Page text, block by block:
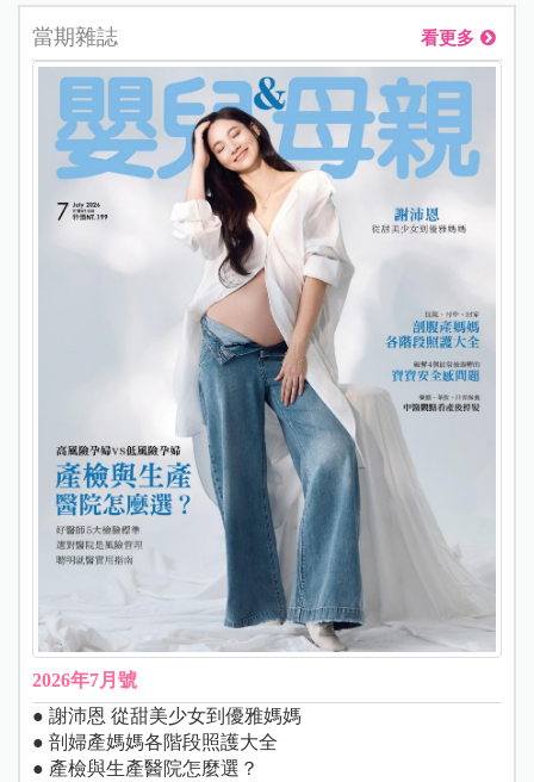
當期雜誌 看更多
2026年7月號
● 謝沛恩 從甜美少女到優雅媽媽
● 剖婦產媽媽各階段照護大全
● 產檢與生產醫院怎麼選？